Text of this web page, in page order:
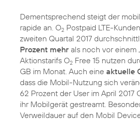
Dementsprechend steigt der
rapide an. O2 Postpaid LTE-
zweiten Quartal 2017
Prozent mehr als noch vor einem
Aktionstarifs O2 Free 15 nutzen
GB im Monat. Auch eine aktuelle
dass die Mobil-Nutzung sich
62 Prozent der User im April 2017
ihr Mobilgerät gestreamt.
Verweildauer auf den Mobil